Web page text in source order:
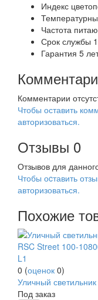
Индекс
Частота
Срок службы
Гарантия 5
Комментарии
Чтобы оставить
авторизоваться.
Отзывы 0
Отзывов для
Чтобы оcтавить
авторизоваться.
Похожие
0 (оценок 0)
Уличный
Под заказ